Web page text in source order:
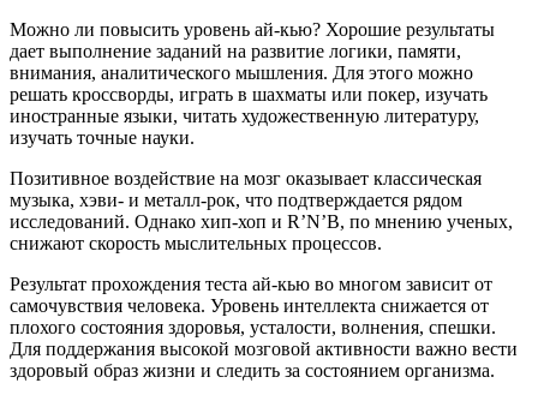
Можно ли повысить уровень ай-кью? Хорошие результаты
дает выполнение заданий на развитие логики, памяти,
внимания, аналитического мышления. Для этого можно
решать кроссворды, играть в шахматы или покер, изучать
иностранные языки, читать художественную литературу,
изучать точные науки.
Позитивное воздействие на мозг оказывает классическая
музыка, хэви- и металл-рок, что подтверждается рядом
исследований. Однако хип-хоп и R’N’B, по мнению ученых,
снижают скорость мыслительных процессов.
Результат прохождения теста ай-кью во многом зависит от
самочувствия человека. Уровень интеллекта снижается от
плохого состояния здоровья, усталости, волнения, спешки.
Для поддержания высокой мозговой активности важно вести
здоровый образ жизни и следить за состоянием организма.